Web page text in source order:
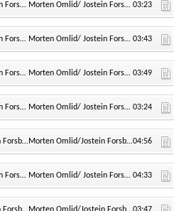
Morten Omlid/ Jostein Forsberg Morten Omlid/ Jostein Forsberg 03:23
Morten Omlid/ Jostein Forsberg Morten Omlid/ Jostein Forsberg 03:43
Morten Omlid/ Jostein Forsberg Morten Omlid/ Jostein Forsberg 03:49
Morten Omlid/ Jostein Forsberg Morten Omlid/ Jostein Forsberg 03:24
Morten Omlid/Jostein Forsberg Morten Omlid/Jostein Forsberg04:56
Morten Omlid/ Jostein Forsberg Morten Omlid/ Jostein Forsberg 04:33